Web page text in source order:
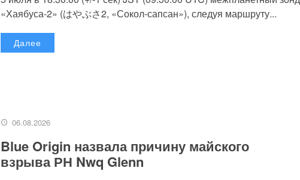
«Хаябуса-2» (はやぶさ2, «Сокол-сапсан»), следуя маршруту...
Далее
06.08.2026
Blue Origin назвала причину майского
взрыва РН Nwq Glenn